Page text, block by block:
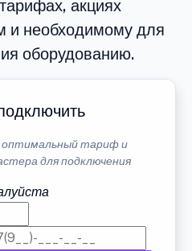
акциях
и необходимому для
оборудованию.
тариф и
для подключения